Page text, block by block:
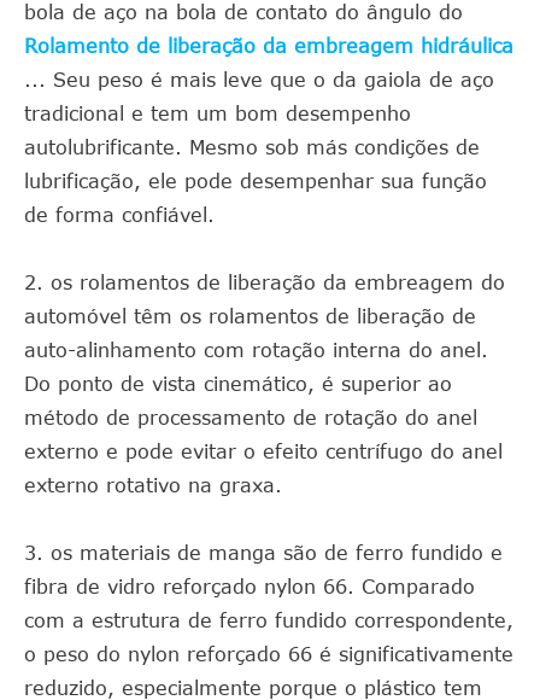
bola de aço na bola de contato do ângulo do
Rolamento de liberação da embreagem hidráulica
... Seu peso é mais leve que o da gaiola de aço
tradicional e tem um bom desempenho
autolubrificante. Mesmo sob más condições de
lubrificação, ele pode desempenhar sua função
de forma confiável.
2. os rolamentos de liberação da embreagem do
automóvel têm os rolamentos de liberação de
auto-alinhamento com rotação interna do anel.
Do ponto de vista cinemático, é superior ao
método de processamento de rotação do anel
externo e pode evitar o efeito centrífugo do anel
externo rotativo na graxa.
3. os materiais de manga são de ferro fundido e
fibra de vidro reforçado nylon 66. Comparado
com a estrutura de ferro fundido correspondente,
o peso do nylon reforçado 66 é significativamente
reduzido, especialmente porque o plástico tem